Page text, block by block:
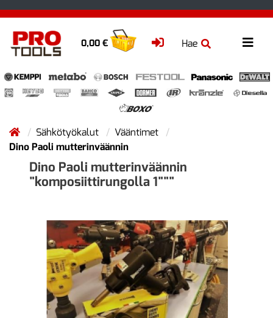
Hae
0,00 €
Sähkötyökalut
Vääntimet
Dino Paoli mutterinväännin
Dino Paoli mutterinväännin
"komposiittirungolla 1"""